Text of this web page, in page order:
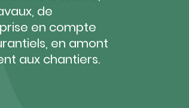
de
en compte
en amont
aux chantiers.